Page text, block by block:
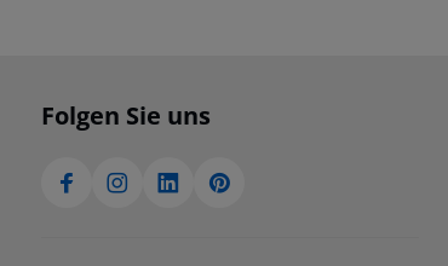
Folgen Sie uns